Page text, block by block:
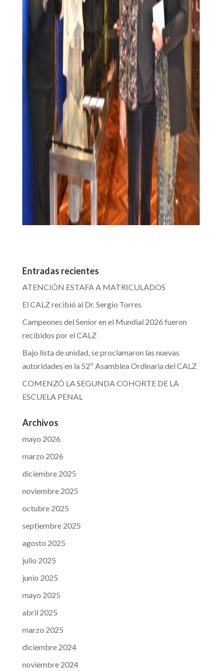
Entradas recientes
ATENCIÓN ESTAFA A MATRICULADOS
El CALZ recibió al Dr. Sergio Torres
Campeones del Senior en el Mundial 2026 fueron
recibidos por el CALZ
Bajo lista de unidad, se proclamaron las nuevas
autoridades en la 52º Asamblea Ordinaria del CALZ
COMENZÓ LA SEGUNDA COHORTE DE LA
ESCUELA PENAL
Archivos
mayo 2026
marzo 2026
diciembre 2025
noviembre 2025
octubre 2025
septiembre 2025
agosto 2025
julio 2025
junio 2025
mayo 2025
abril 2025
marzo 2025
diciembre 2024
noviembre 2024